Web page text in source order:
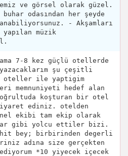
ve görsel olarak güzel.
odasından her şeyde
- Akşamları
müzik
7-8 kez güçlü otellerde
şu çeşitli
oteller ile yaptigim
memnuniyeti hedef alan
koşturan bir otel
ediniz. otelden
ekibi tam ekip olarak
gibi yolcu ettiler bizi.
bey; birbirinden degerli
adına size gerçekten
*10 yiyecek içecek